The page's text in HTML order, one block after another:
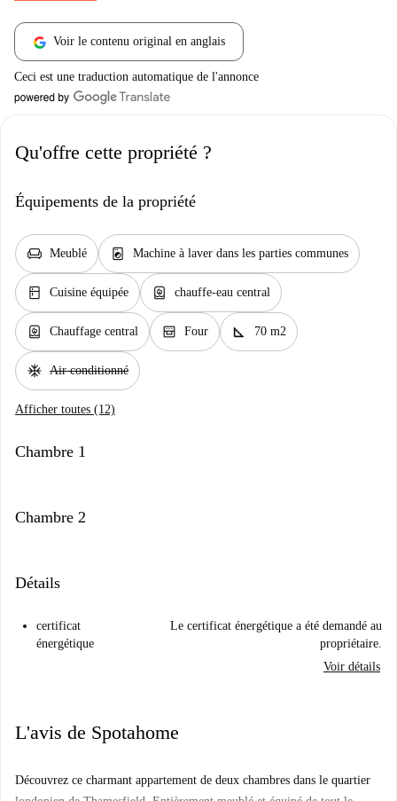
Voir le contenu original en anglais
Ceci est une traduction automatique de l'annonce
Qu'offre cette propriété ?
Équipements de la propriété
chair Meublé local_laundry_service Machine à laver dans les parties communes
kitchen Cuisine équipée water_heater chauffe-eau central
water_heater Chauffage central oven_gen Four square_foot 70 m2
ac_unit Air conditionné
Afficher toutes (12)
Chambre 1
Chambre 2
Détails
certificat
énergétique
Le certificat énergétique a été demandé au
propriétaire.
Voir détails
L'avis de Spotahome
Découvrez ce charmant appartement de deux chambres dans le quartier